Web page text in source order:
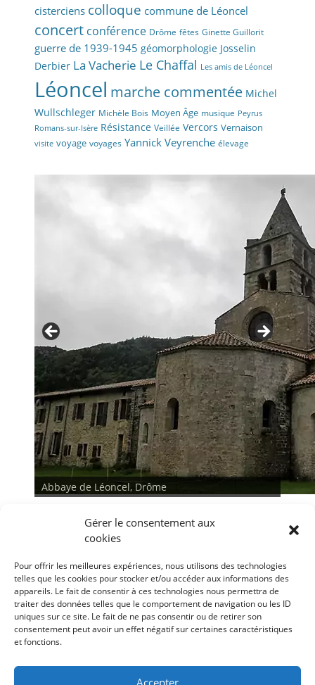
Gérer le consentement aux
cookies
Pour offrir les meilleures expériences, nous utilisons des technologies
telles que les cookies pour stocker et/ou accéder aux informations des
appareils. Le fait de consentir à ces technologies nous permettra de
traiter des données telles que le comportement de navigation ou les ID
uniques sur ce site. Le fait de ne pas consentir ou de retirer son
consentement peut avoir un effet négatif sur certaines caractéristiques
et fonctions.
Accepter
cisterciens colloque commune de Léoncel
concert conférence Drôme fêtes Ginette Guillorit
guerre de 1939-1945 géomorphologie Josselin
Derbier La Vacherie Le Chaffal Les amis de Léoncel
Léoncel marche commentée Michel
Wullschleger Michèle Bois Moyen Âge musique Peyrus
Romans-sur-Isère Résistance Veillée Vercors Vernaison
visite voyage voyages Yannick Veyrenche élevage
Abbaye de Léoncel, Drôme
< >
Conditions générales
Déclaration de confidentialité